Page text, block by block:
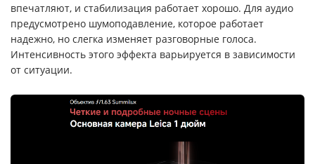
впечатляют, и стабилизация работает хорошо. Для аудио
предусмотрено шумоподавление, которое работает
надежно, но слегка изменяет разговорные голоса.
Интенсивность этого эффекта варьируется в зависимости
от ситуации.